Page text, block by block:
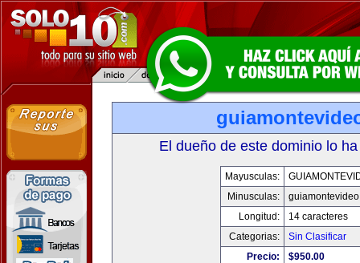
El dueño de este dominio lo
Mayusculas:
Minusculas:
Longitud:
14 caracteres
Categorias:
Sin Clasificar
Precio:
$950.00